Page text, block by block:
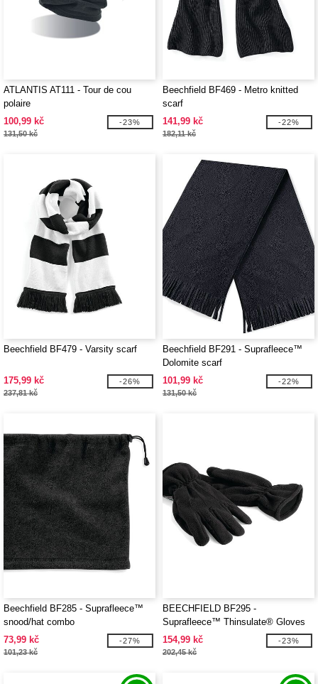
ATLANTIS AT111 - Tour de cou
polaire
100,99 kč
131,50 kč
-23%
Beechfield BF469 - Metro knitted
scarf
141,99 kč
182,11 kč
-22%
Beechfield BF479 - Varsity scarf
175,99 kč
237,81 kč
-26%
Beechfield BF291 - Suprafleece™
Dolomite scarf
101,99 kč
131,50 kč
-22%
Beechfield BF285 - Suprafleece™
snood/hat combo
73,99 kč
101,23 kč
-27%
BEECHFIELD BF295 -
Suprafleece™ Thinsulate® Gloves
154,99 kč
202,45 kč
-23%